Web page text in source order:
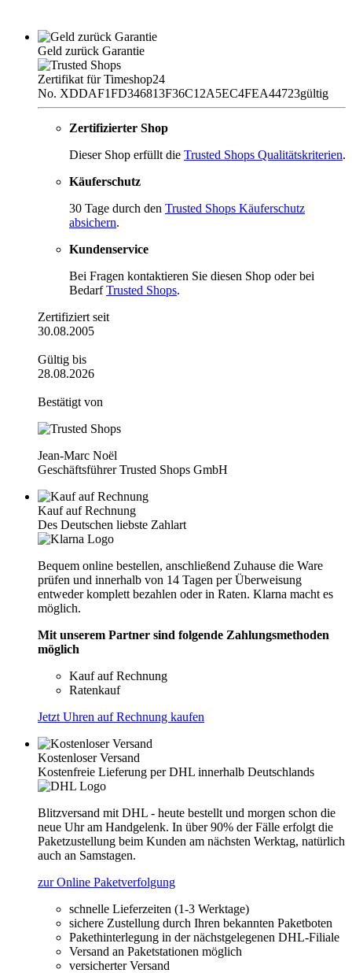
Geld zurück Garantie
Zertifikat für Timeshop24
No. XDDAF1FD346813F36C12A5EC4FEA44723gültig
Zertifizierter Shop
Dieser Shop erfüllt die Trusted Shops Qualitätskriterien.
Käuferschutz
30 Tage durch den Trusted Shops Käuferschutz
absichern.
Kundenservice
Bei Fragen kontaktieren Sie diesen Shop oder bei
BedarfTrusted Shops.
Zertifiziert seit
30.08.2005
Gültig bis
28.08.2026
Bestätigt von
Jean-Marc Noël
Geschäftsführer Trusted Shops GmbH
Kauf auf Rechnung
Des Deutschen liebste Zahlart
Bequem online bestellen, anschließend Zuhause die Ware
prüfen und innerhalb von 14 Tagen per Überweisung
entweder komplett bezahlen oder in Raten. Klarna macht es
möglich.
Mit unserem Partner sind folgende Zahlungsmethoden
möglich
Kauf auf Rechnung
Ratenkauf
Jetzt Uhren auf Rechnung kaufen
Kostenloser Versand
Kostenfreie Lieferung per DHL innerhalb Deutschlands
Blitzversand mit DHL - heute bestellt und morgen schon die
neue Uhr am Handgelenk. In über 90% der Fälle erfolgt die
Paketzustellung beim Kunden am nächsten Werktag, natürlich
auch an Samstagen.
zur Online Paketverfolgung
schnelle Lieferzeiten (1-3 Werktage)
sichere Zustellung durch Ihren bekannten Paketboten
Pakethinterlegung in der nächstgelegenen DHL-Filiale
Versand an Paketstationen möglich
versicherter Versand